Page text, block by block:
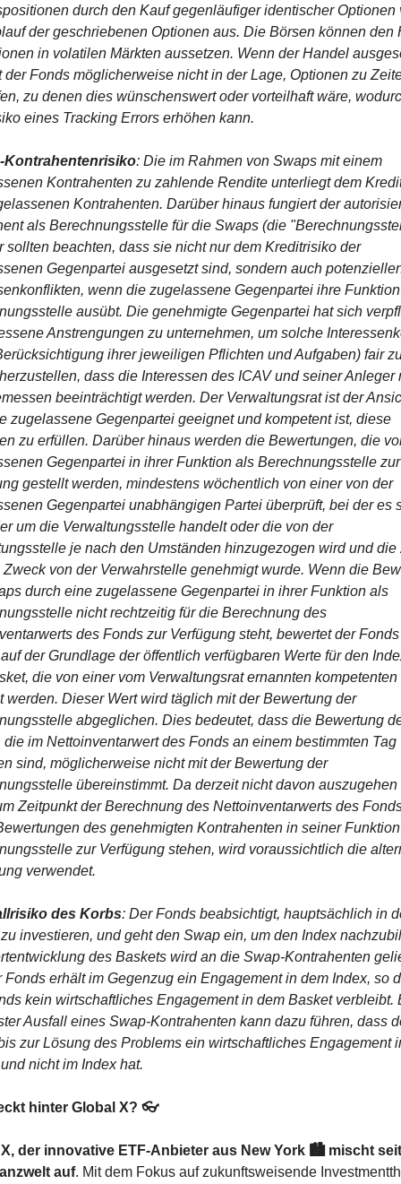
durch den Kauf gegenläufiger identischer Optionen
der geschriebenen Optionen aus. Die Börsen können den
in volatilen Märkten aussetzen. Wenn der Handel
der Fonds möglicherweise nicht in der Lage, Optionen zu
zu denen dies wünschenswert oder vorteilhaft wäre,
eines Tracking Errors erhöhen kann.
Kontrahentenrisiko: Die im Rahmen von Swaps mit einem
Kontrahenten zu zahlende Rendite unterliegt dem
Kontrahenten. Darüber hinaus fungiert der
als Berechnungsstelle für die Swaps (die
sollten beachten, dass sie nicht nur dem Kreditrisiko der
Gegenpartei ausgesetzt sind, sondern auch
wenn die zugelassene Gegenpartei ihre
ausübt. Die genehmigte Gegenpartei hat sich
Anstrengungen zu unternehmen, um solche
ihrer jeweiligen Pflichten und Aufgaben) fair
dass die Interessen des ICAV und seiner Anleger
beeinträchtigt werden. Der Verwaltungsrat ist der
zugelassene Gegenpartei geeignet und kompetent ist, diese
zu erfüllen. Darüber hinaus werden die Bewertungen, die
Gegenpartei in ihrer Funktion als Berechnungsstelle zur
gestellt werden, mindestens wöchentlich von einer von der
Gegenpartei unabhängigen Partei überprüft, bei der es
um die Verwaltungsstelle handelt oder die von der
je nach den Umständen hinzugezogen wird und die
von der Verwahrstelle genehmigt wurde. Wenn die
durch eine zugelassene Gegenpartei in ihrer Funktion als
nicht rechtzeitig für die Berechnung des
des Fonds zur Verfügung steht, bewertet der
der Grundlage der öffentlich verfügbaren Werte für den
die von einer vom Verwaltungsrat ernannten kompetenten
werden. Dieser Wert wird täglich mit der Bewertung der
abgeglichen. Dies bedeutet, dass die Bewertung
die im Nettoinventarwert des Fonds an einem bestimmten Tag
sind, möglicherweise nicht mit der Bewertung der
übereinstimmt. Da derzeit nicht davon auszugehen
Zeitpunkt der Berechnung des Nettoinventarwerts des
des genehmigten Kontrahenten in seiner
zur Verfügung stehen, wird voraussichtlich die
verwendet.
des Korbs: Der Fonds beabsichtigt, hauptsächlich in
investieren, und geht den Swap ein, um den Index
des Baskets wird an die Swap-Kontrahenten
Fonds erhält im Gegenzug ein Engagement in dem Index, so
kein wirtschaftliches Engagement in dem Basket verbleibt.
Ausfall eines Swap-Kontrahenten kann dazu führen, dass
zur Lösung des Problems ein wirtschaftliches Engagement
nicht im Index hat.
hinter Global X? 👓
der innovative ETF-Anbieter aus New York 🏙️ mischt
auf. Mit dem Fokus auf zukunftsweisende